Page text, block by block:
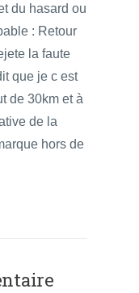
du hasard ou
: Retour
la faute
que je c est
de 30km et à
de la
hors de